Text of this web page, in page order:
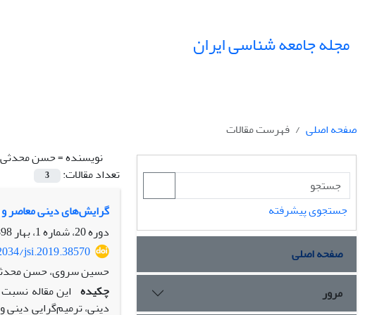
مجله جامعه شناسی ایران
صفحه اصلی
فهرست مقالات
نویسنده =حسن محدثی
تعداد مقالات:
3
گرایش‌های دینی معاصر و
دوره 20، شماره 1، بهار 1398، صفحه
jsi.2019.38570
حسین سروی، حسن
چکیده این مقاله
دینی، ترمیم‌گرایی
جستجوی پیشرفته
صفحه اصلی
مرور